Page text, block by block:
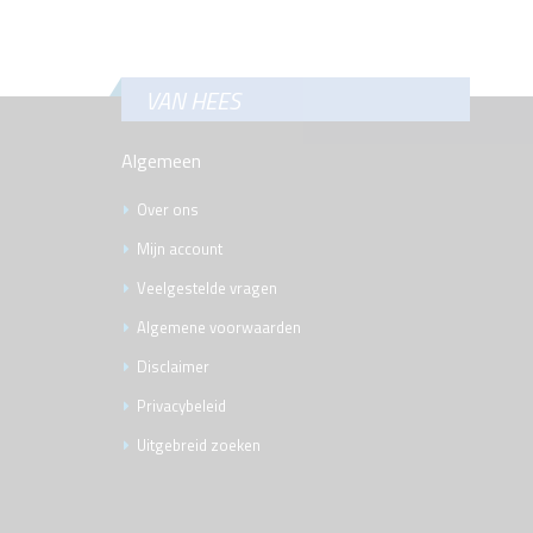
VAN HEES
Algemeen
Over ons
Mijn account
Veelgestelde vragen
Algemene voorwaarden
Disclaimer
Privacybeleid
Uitgebreid zoeken